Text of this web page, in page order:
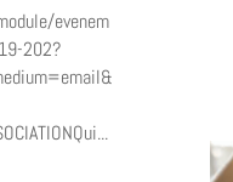
evenem
202?